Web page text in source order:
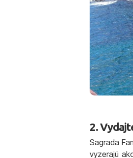
2.
Sagrada
vyzerajú